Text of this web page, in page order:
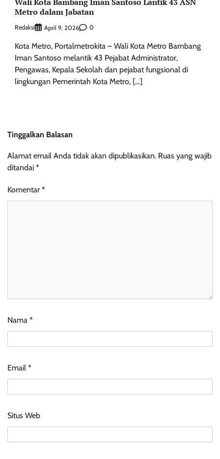
Metro dalam Jabatan
Redaksi April 9, 2026 0
Kota Metro, Portalmetrokita – Wali Kota Metro Bambang
Iman Santoso melantik 43 Pejabat Administrator,
Pengawas, Kepala Sekolah dan pejabat fungsional di
lingkungan Pemerintah Kota Metro, […]
Tinggalkan Balasan
Alamat email Anda tidak akan dipublikasikan. Ruas yang wajib
ditandai *
Komentar *
Nama *
Email *
Situs Web